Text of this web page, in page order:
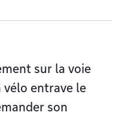
sur la voie
entrave le
son